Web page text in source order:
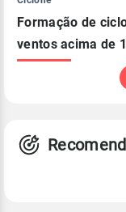
Formação de
ventos acima de